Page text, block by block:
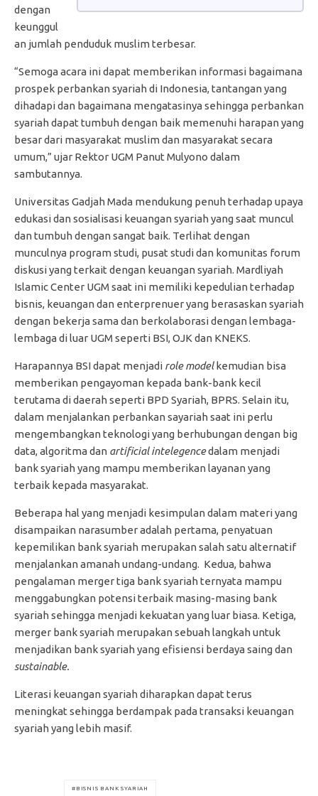
dengan
keunggul
an jumlah penduduk muslim terbesar.
“Semoga acara ini dapat memberikan informasi bagaimana
prospek perbankan syariah di Indonesia, tantangan yang
dihadapi dan bagaimana mengatasinya sehingga perbankan
syariah dapat tumbuh dengan baik memenuhi harapan yang
besar dari masyarakat muslim dan masyarakat secara
umum,” ujar Rektor UGM Panut Mulyono dalam
sambutannya.
Universitas Gadjah Mada mendukung penuh terhadap upaya
edukasi dan sosialisasi keuangan syariah yang saat muncul
dan tumbuh dengan sangat baik. Terlihat dengan
munculnya program studi, pusat studi dan komunitas forum
diskusi yang terkait dengan keuangan syariah. Mardliyah
Islamic Center UGM saat ini memiliki kepedulian terhadap
bisnis, keuangan dan enterprenuer yang berasaskan syariah
dengan bekerja sama dan berkolaborasi dengan lembaga-
lembaga di luar UGM seperti BSI, OJK dan KNEKS.
Harapannya BSI dapat menjadi role modelkemudian bisa
memberikan pengayoman kepada bank-bank kecil
terutama di daerah seperti BPD Syariah, BPRS. Selain itu,
dalam menjalankan perbankan sayariah saat ini perlu
mengembangkan teknologi yang berhubungan dengan big
data, algoritma dan artificial intelegencedalam menjadi
bank syariah yang mampu memberikan layanan yang
terbaik kepada masyarakat.
Beberapa hal yang menjadi kesimpulan dalam materi yang
disampaikan narasumber adalah pertama, penyatuan
kepemilikan bank syariah merupakan salah satu alternatif
menjalankan amanah undang-undang. Kedua, bahwa
pengalaman merger tiga bank syariah ternyata mampu
menggabungkan potensi terbaik masing-masing bank
syariah sehingga menjadi kekuatan yang luar biasa. Ketiga,
merger bank syariah merupakan sebuah langkah untuk
menjadikan bank syariah yang efisiensi berdaya saing dan
sustainable.
Literasi keuangan syariah diharapkan dapat terus
meningkat sehingga berdampak pada transaksi keuangan
syariah yang lebih masif.
BISNIS BANK SYARIAH